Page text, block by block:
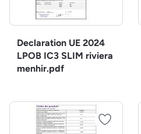
Declaration UE 2024
LPOB IC3 SLIM riviera
menhir.pdf